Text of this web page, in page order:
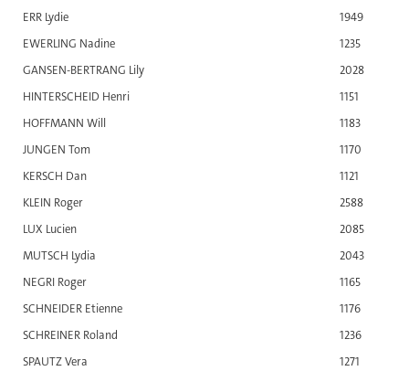
ERR Lydie
1949
EWERLING Nadine
1235
GANSEN-BERTRANG Lily
2028
HINTERSCHEID Henri
1151
HOFFMANN Will
1183
JUNGEN Tom
1170
KERSCH Dan
1121
KLEIN Roger
2588
LUX Lucien
2085
MUTSCH Lydia
2043
NEGRI Roger
1165
SCHNEIDER Etienne
1176
SCHREINER Roland
1236
SPAUTZ Vera
1271